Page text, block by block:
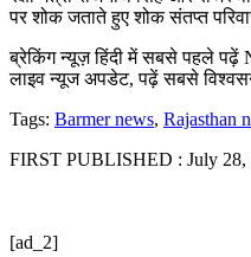
पर शोक जताते हुए शोक संतप्‍त
ब्रेकिंग न्यूज़ हिंदी में सबसे पहले पढ़ें
लाइव न्यूज अपडेट, पढ़ें सबसे
Tags: Barmer news, Rajasthan
FIRST PUBLISHED : July 28,
[ad_2]